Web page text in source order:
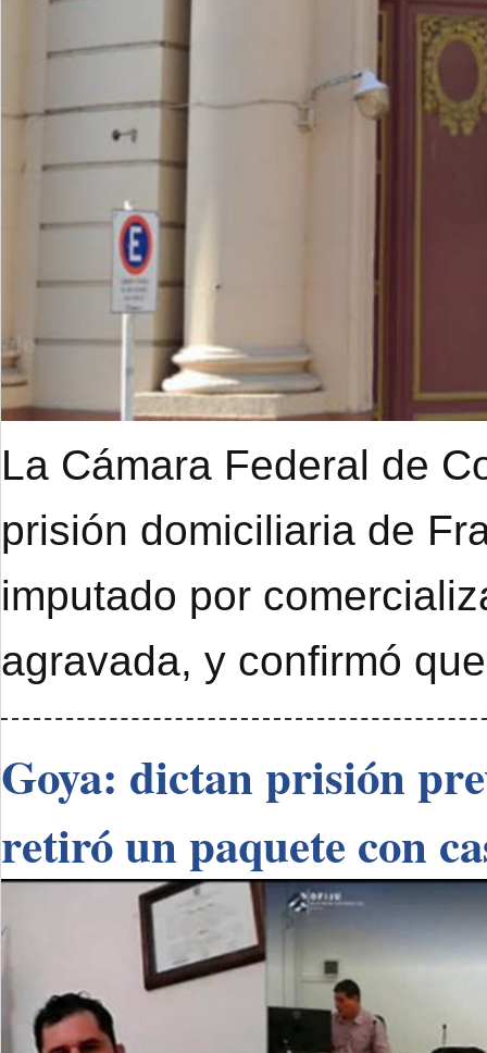
La Cámara Federal de
prisión domiciliaria de
imputado por
agravada, y confirmó
Goya: dictan prisión
retiró un paquete con